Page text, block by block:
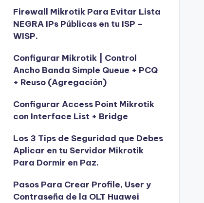
Firewall Mikrotik Para Evitar Lista
NEGRA IPs Públicas en tu ISP –
WISP.
Configurar Mikrotik | Control
Ancho Banda Simple Queue + PCQ
+ Reuso (Agregación)
Configurar Access Point Mikrotik
con Interface List + Bridge
Los 3 Tips de Seguridad que Debes
Aplicar en tu Servidor Mikrotik
Para Dormir en Paz.
Pasos Para Crear Profile, User y
Contraseña de la OLT Huawei